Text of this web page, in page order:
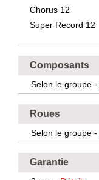
Chorus 12
Super Record 12
Composants
Selon le groupe -
Roues
Selon le groupe -
Garantie